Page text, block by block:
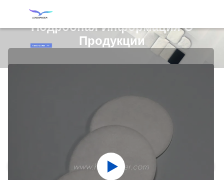
Подробная Информация О
Продукции